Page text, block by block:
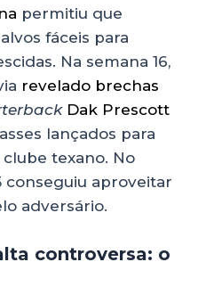
permitiu que
fáceis para
Na semana 16,
revelado brechas
Dak Prescott
lançados para
texano. No
conseguiu aproveitar
adversário.
controversa: o